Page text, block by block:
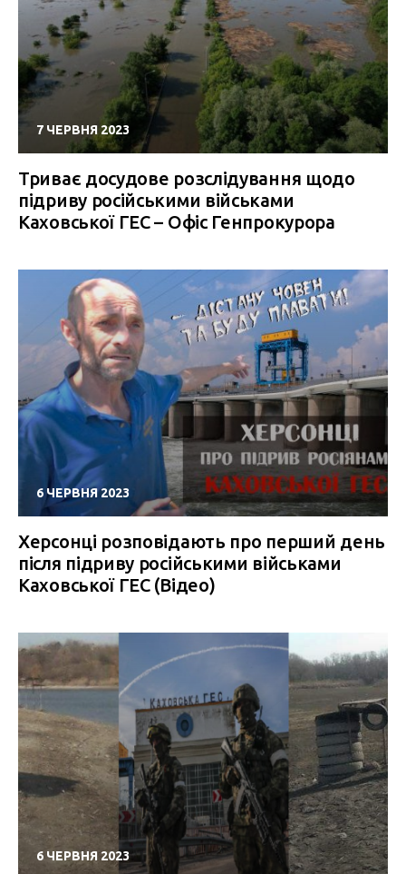
7 ЧЕРВНЯ 2023
Триває досудове розслідування щодо
підриву російськими військами
Каховської ГЕС – Офіс Генпрокурора
6 ЧЕРВНЯ 2023
Херсонці розповідають про перший день
після підриву російськими військами
Каховської ГЕС (Відео)
6 ЧЕРВНЯ 2023